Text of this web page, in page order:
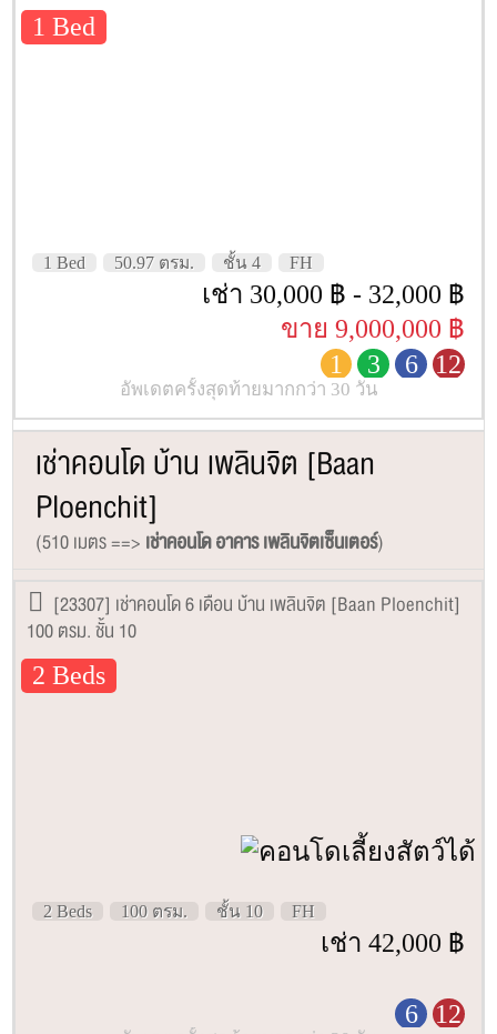
1 Bed
1 Bed 50.97 ตรม. ชั้น 4 FH
เช่า 30,000 ฿ - 32,000 ฿
ขาย 9,000,000 ฿
1
3 6 12
อัพเดตครั้งสุดท้ายมากกว่า 30 วัน
เช่าคอนโด บ้าน เพลินจิต [Baan
Ploenchit]
(510 เมตร ==> เช่าคอนโด อาคาร เพลินจิตเซ็นเตอร์)
[23307] เช่าคอนโด 6 เดือน บ้าน เพลินจิต [Baan Ploenchit]
100 ตรม. ชั้น 10
2 Beds
2 Beds 100 ตรม. ชั้น 10 FH
เช่า 42,000 ฿
6 12